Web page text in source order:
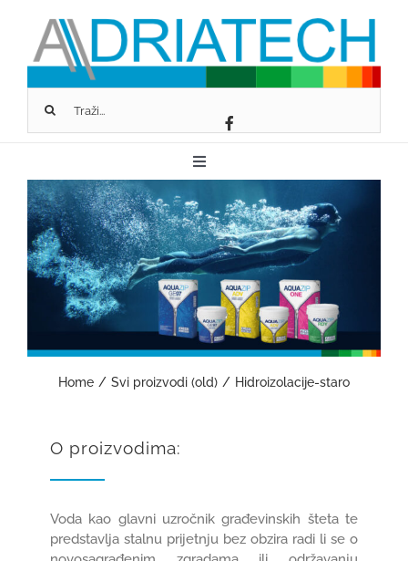
content
Toggle
Navigation
O NAMA
FASSA BORTOLO
SCHLÜTER-SYSTEMS
GEOPIETRA
GRADNJA I OPREMANJE
REFERENCE
Home Svi proizvodi (old) Hidroizolacije-staro
O proizvodima:
Voda kao glavni uzročnik građevinskih šteta te
predstavlja stalnu prijetnju bez obzira radi li se o